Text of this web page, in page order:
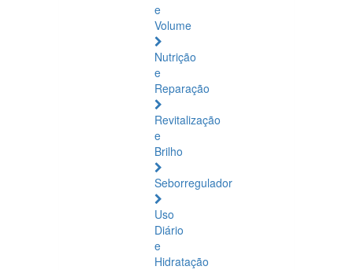
e
Volume
Nutrição
e
Reparação
Revitalização
e
Brilho
Seborregulador
Uso
Diário
e
Hidratação